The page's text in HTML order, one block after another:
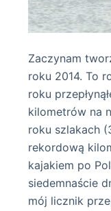
Zaczynam
roku 2014. To
roku
kilometrów na
roku szlakach
rekordową
kajakiem po
siedemnaście
mój licznik